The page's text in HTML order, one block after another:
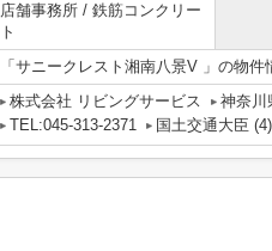
店舗事務所 / 鉄筋コンクリー
ト
「サニークレスト湘南八景V 」の物
株式会社 リビングサービス
神奈川
TEL:045-313-2371
国土交通大臣